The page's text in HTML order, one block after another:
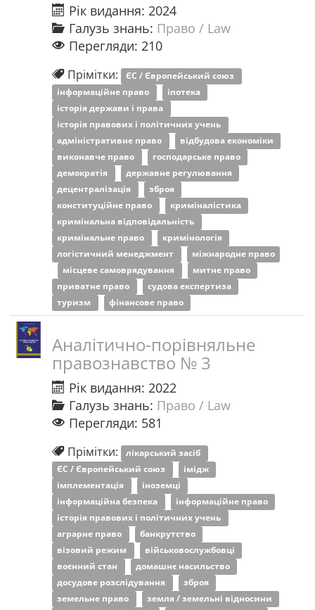
Рік видання: 2024
Галузь знань: Право / Law
Перегляди: 210
Прімітки: ЄС / Європейський союз
інформаційне право
іпотека
історія держави і права
історія правових і політичних учень
адміністративне право
відбудова економіки
виконавче право
господарське право
демократія
державне регулювання
децентралізація
зброя
конституційне право
криміналістика
кримінальна відповідальність
кримінальне право
кримінологія
логістичний менеджмент
міжнародне право
місцеве самоврядування
митне право
приватне право
судова експертиза
туризм
фінансове право
Аналітично-порівняльне
правознавство № 3
Рік видання: 2022
Галузь знань: Право / Law
Перегляди: 581
Прімітки: лікарський засіб
ЄС / Європейський союз
імідж
імплементація
іноземці
інформаційна безпека
інформаційне право
історія правових і політичних учень
аграрне право
банкрутство
візовий режим
військовослужбовці
воєнний стан
домашнє насильство
досудове розслідування
зброя
земельне право
земля / земельні відносини